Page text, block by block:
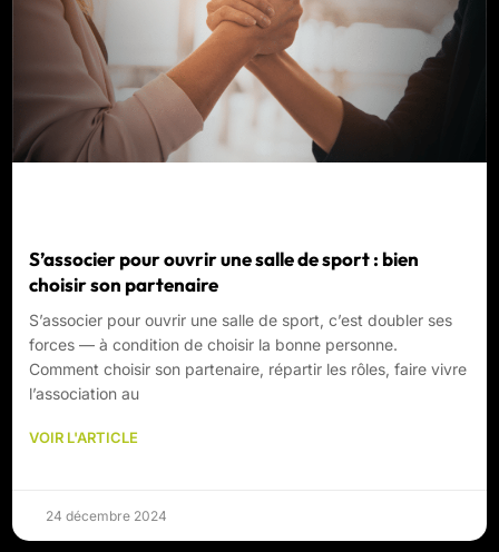
S’associer pour ouvrir une salle de sport : bien
choisir son partenaire
S’associer pour ouvrir une salle de sport, c’est doubler ses
forces — à condition de choisir la bonne personne.
Comment choisir son partenaire, répartir les rôles, faire vivre
l’association au
VOIR L'ARTICLE
24 décembre 2024